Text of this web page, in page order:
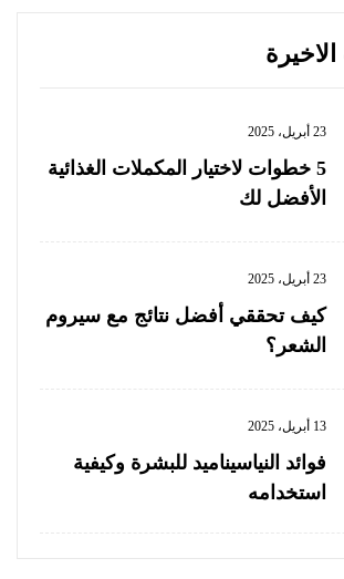
23 أبريل، 2025
5 خطوات لاختيار المكملات الغذائية
الأفضل لك
23 أبريل، 2025
كيف تحققي أفضل نتائج مع سيروم
الشعر؟
13 أبريل، 2025
فوائد النياسيناميد للبشرة وكيفية
استخدامه